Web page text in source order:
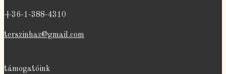
+36-1-388-4310
terszinhaz@gmail.com
támogatóink